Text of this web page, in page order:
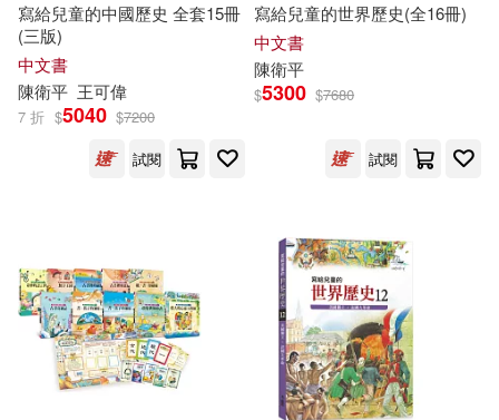
寫給兒童的中國歷史 全套15冊
(三版)
中文書
陳衛平 王可偉
7 折 $5040 $7200
試閱
寫給兒童的世界歷史(全16冊)
中文書
陳衛平
$5300 $7680
試閱